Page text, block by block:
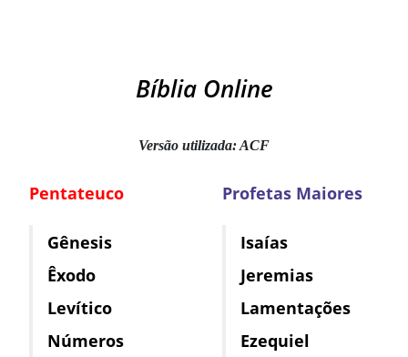
Bíblia Online
Versão utilizada: ACF
Pentateuco
Gênesis
Êxodo
Levítico
Números
Profetas Maiores
Isaías
Jeremias
Lamentações
Ezequiel